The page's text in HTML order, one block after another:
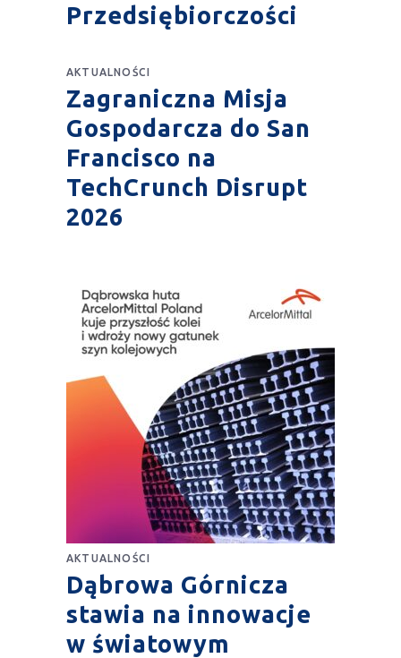
Przedsiębiorczości
AKTUALNOŚCI
Zagraniczna Misja
Gospodarcza do San
Francisco na
TechCrunch Disrupt
2026
AKTUALNOŚCI
Dąbrowa Górnicza
stawia na innowacje
w światowym